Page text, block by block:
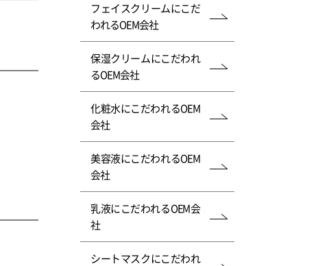
フェイスクリームにこだ
われるOEM会社
保湿クリームにこだわれ
るOEM会社
化粧水にこだわれるOEM
会社
美容液にこだわれるOEM
会社
乳液にこだわれるOEM会
社
シートマスクにこだわれ